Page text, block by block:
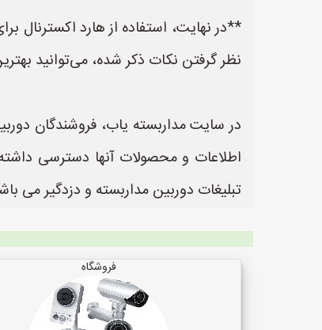
نظر گرفتن نکات ذکر شده، می‌توانید
در سایت مداربسته یاب، فروشندگان
تبلیغات دوربین مداربسته و دزدگیر می
فروشگاه